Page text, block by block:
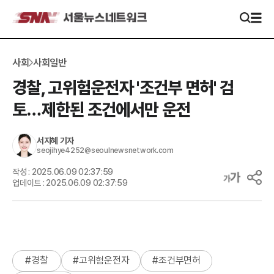
사회 사회일반
경찰, 고위험운전자 '조건부 면허' 검
토…제한된 조건에서만 운전
서지혜 기자
seojihye4252@seoulnewsnetwork.com
작성 : 2025.06.09 02:37:59
업데이트 : 2025.06.09 02:37:59
#경찰 #고위험운전자 #조건부면허